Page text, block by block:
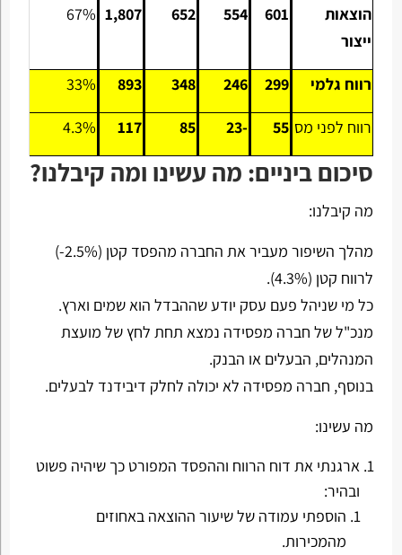
הוצאות
ייצור
601
554
652
1,807
67%
רווח גלמי 299
246
348
893
33%
רווח לפני מס 55
-23
85
117
4.3%
סיכום ביניים: מה עשינו ומה קיבלנו?
מה קיבלנו:
מהלך השיפור מעביר את החברה מהפסד קטן (2.5%-)
לרווח קטן (4.3%).
כל מי שניהל פעם עסק יודע שההבדל הוא שמים וארץ.
מנכ"ל של חברה מפסידה נמצא תחת לחץ של מועצת
המנהלים, הבעלים או הבנק.
בנוסף, חברה מפסידה לא יכולה לחלק דיבידנד לבעלים.
מה עשינו:
ארגנתי את דוח הרווח וההפסד המפורט כך שיהיה פשוט
ובהיר:
הוספתי עמודה של שיעור ההוצאה באחוזים
מהמכירות.